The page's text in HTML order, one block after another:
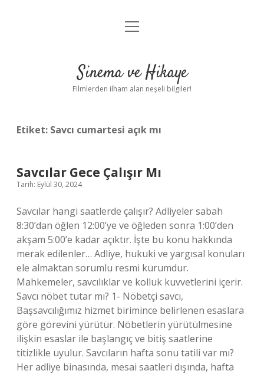
Gizlilik Politikası
Yasal Uyarı
menüyü
Sinema ve Hikaye
Filmlerden ilham alan neşeli bilgiler!
Etiket: Savcı cumartesi açık mı
Savcılar Gece Çalışır Mı
Tarih: Eylül 30, 2024
Savcılar hangi saatlerde çalışır? Adliyeler sabah
8:30’dan öğlen 12:00’ye ve öğleden sonra 1:00’den
akşam 5:00’e kadar açıktır. İşte bu konu hakkında
merak edilenler… Adliye, hukuki ve yargısal konuları
ele almaktan sorumlu resmi kurumdur.
Mahkemeler, savcılıklar ve kolluk kuvvetlerini içerir.
Savcı nöbet tutar mı? 1- Nöbetçi savcı,
Başsavcılığımız hizmet birimince belirlenen esaslara
göre görevini yürütür. Nöbetlerin yürütülmesine
ilişkin esaslar ile başlangıç ​​ve bitiş saatlerine
titizlikle uyulur. Savcıların hafta sonu tatili var mı?
Her adliye binasında, mesai saatleri dışında, hafta